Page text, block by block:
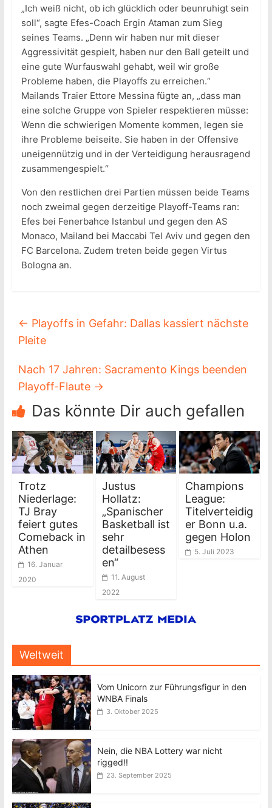
„Ich weiß nicht, ob ich glücklich oder beunruhigt sein
soll“, sagte Efes-Coach Ergin Ataman zum Sieg
seines Teams. „Denn wir haben nur mit dieser
Aggressivität gespielt, haben nur den Ball geteilt und
eine gute Wurfauswahl gehabt, weil wir große
Probleme haben, die Playoffs zu erreichen.“
Mailands Traier Ettore Messina fügte an, „dass man
eine solche Gruppe von Spieler respektieren müsse:
Wenn die schwierigen Momente kommen, legen sie
ihre Probleme beiseite. Sie haben in der Offensive
uneigennützig und in der Verteidigung herausragend
zusammengespielt.“
Von den restlichen drei Partien müssen beide Teams
noch zweimal gegen derzeitige Playoff-Teams ran:
Efes bei Fenerbahce Istanbul und gegen den AS
Monaco, Mailand bei Maccabi Tel Aviv und gegen den
FC Barcelona. Zudem treten beide gegen Virtus
Bologna an.
← Playoffs in Gefahr: Dallas kassiert nächste
Pleite
Nach 17 Jahren: Sacramento Kings beenden
Playoff-Flaute →
Das könnte Dir auch gefallen
Trotz
Niederlage:
TJ Bray
feiert gutes
Comeback in
Athen
16. Januar
2020
Justus
Hollatz:
„Spanischer
Basketball ist
sehr
detailbesess
en“
11. August
2022
Champions
League:
Titelverteidig
er Bonn u.a.
gegen Holon
5. Juli 2023
Weltweit
Vom Unicorn zur Führungsfigur in den
WNBA Finals
3. Oktober 2025
Nein, die NBA Lottery war nicht
rigged!!
23. September 2025